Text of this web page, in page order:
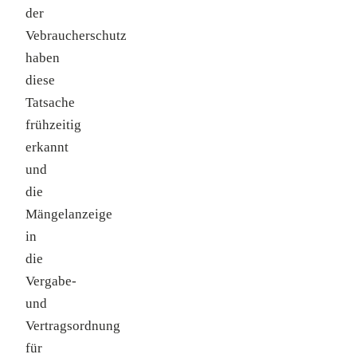
der
Vebraucherschutz
haben
diese
Tatsache
frühzeitig
erkannt
und
die
Mängelanzeige
in
die
Vergabe-
und
Vertragsordnung
für